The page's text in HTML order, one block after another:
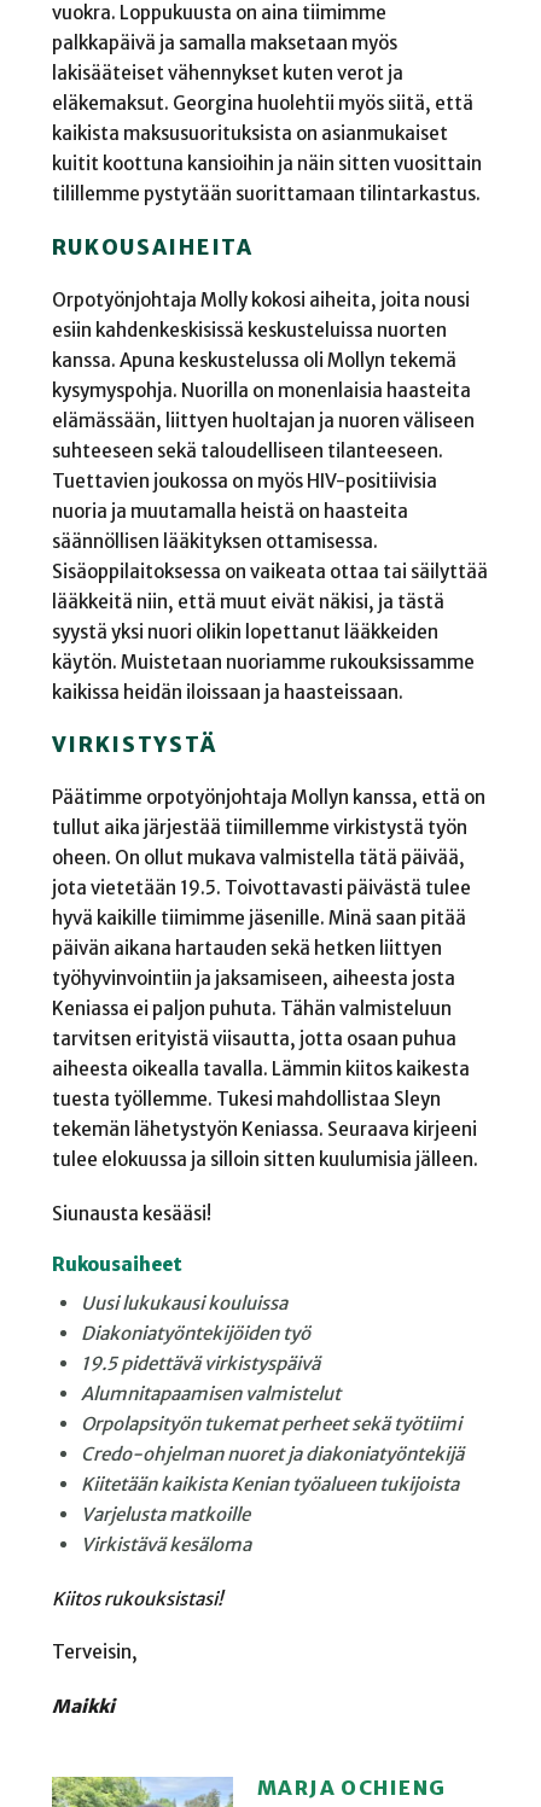
vuokra. Loppukuusta on aina tiimimme
palkkapäivä ja samalla maksetaan myös
lakisääteiset vähennykset kuten verot ja
eläkemaksut. Georgina huolehtii myös siitä, että
kaikista maksusuorituksista on asianmukaiset
kuitit koottuna kansioihin ja näin sitten vuosittain
tilillemme pystytään suorittamaan tilintarkastus.
RUKOUSAIHEITA
Orpotyönjohtaja Molly kokosi aiheita, joita nousi
esiin kahdenkeskisissä keskusteluissa nuorten
kanssa. Apuna keskustelussa oli Mollyn tekemä
kysymyspohja. Nuorilla on monenlaisia haasteita
elämässään, liittyen huoltajan ja nuoren väliseen
suhteeseen sekä taloudelliseen tilanteeseen.
Tuettavien joukossa on myös HIV-positiivisia
nuoria ja muutamalla heistä on haasteita
säännöllisen lääkityksen ottamisessa.
Sisäoppilaitoksessa on vaikeata ottaa tai säilyttää
lääkkeitä niin, että muut eivät näkisi, ja tästä
syystä yksi nuori olikin lopettanut lääkkeiden
käytön. Muistetaan nuoriamme rukouksissamme
kaikissa heidän iloissaan ja haasteissaan.
VIRKISTYSTÄ
Päätimme orpotyönjohtaja Mollyn kanssa, että on
tullut aika järjestää tiimillemme virkistystä työn
oheen. On ollut mukava valmistella tätä päivää,
jota vietetään 19.5. Toivottavasti päivästä tulee
hyvä kaikille tiimimme jäsenille. Minä saan pitää
päivän aikana hartauden sekä hetken liittyen
työhyvinvointiin ja jaksamiseen, aiheesta josta
Keniassa ei paljon puhuta. Tähän valmisteluun
tarvitsen erityistä viisautta, jotta osaan puhua
aiheesta oikealla tavalla. Lämmin kiitos kaikesta
tuesta työllemme. Tukesi mahdollistaa Sleyn
tekemän lähetystyön Keniassa. Seuraava kirjeeni
tulee elokuussa ja silloin sitten kuulumisia jälleen.
Siunausta kesääsi!
Rukousaiheet
Uusi lukukausi kouluissa
Diakoniatyöntekijöiden työ
19.5 pidettävävirkistyspäivä
Alumnitapaamisen valmistelut
Orpolapsityön tukematperheet sekä työtiimi
Credo-ohjelman nuoretja diakoniatyöntekijä
Kiitetään kaikista Kenian työalueen tukijoista
Varjelusta matkoille
Virkistävä kesäloma
Kiitos rukouksistasi!
Terveisin,
Maikki
MARJA OCHIENG